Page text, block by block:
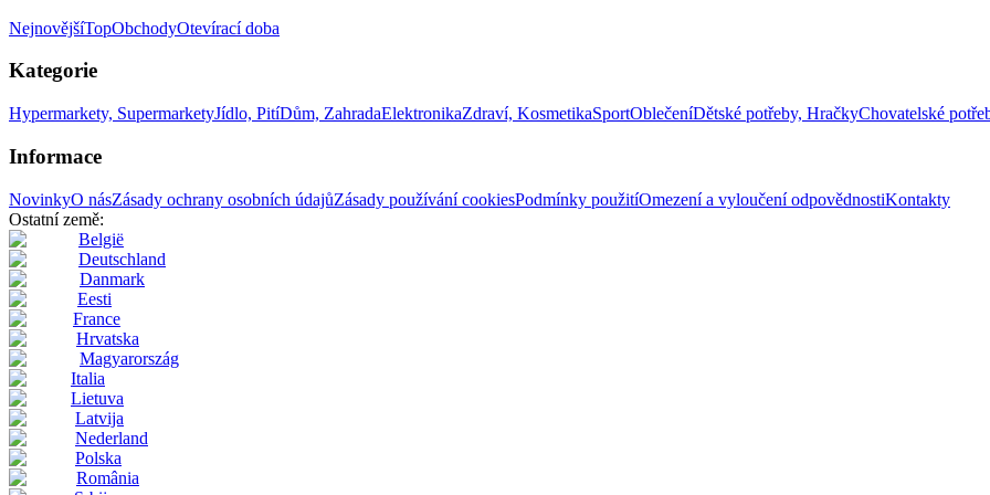
NejnovějšíTopObchodyOtevírací doba
Kategorie
Hypermarkety, SupermarketyJídlo, PitíDům, ZahradaElektronikaZdraví, KosmetikaSportOblečeníDětské potřeby, HračkyChovatelské
Informace
NovinkyO násZásady ochrany osobních údajůZásady používání cookiesPodmínky použitíOmezení a vyloučení odpovědnostiKontakty
Ostatní země:
België
Deutschland
Danmark
Eesti
France
Hrvatska
Magyarország
Italia
Lietuva
Latvija
Nederland
Polska
România